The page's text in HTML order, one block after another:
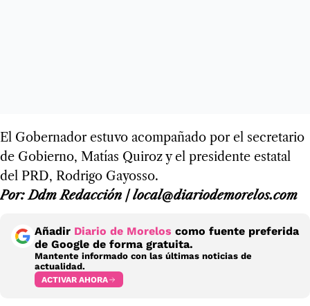
El Gobernador estuvo acompañado por el secretario
de Gobierno, Matías Quiroz y el presidente estatal
del PRD, Rodrigo Gayosso.
Por: Ddm Redacción / local@diariodemorelos.com
Añadir Diario de Morelos como fuente preferida
de Google de forma gratuita.
Mantente informado con las últimas noticias de
actualidad.
ACTIVAR AHORA